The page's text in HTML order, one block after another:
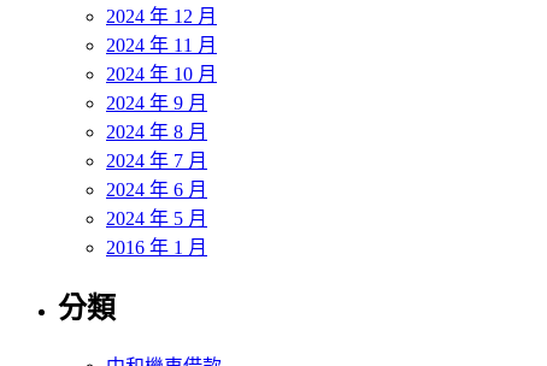
2024 年 12 月
2024 年 11 月
2024 年 10 月
2024 年 9 月
2024 年 8 月
2024 年 7 月
2024 年 6 月
2024 年 5 月
2016 年 1 月
分類